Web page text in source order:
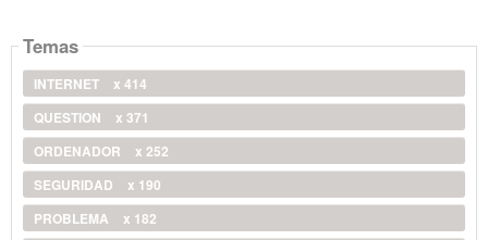
Temas
INTERNET
x 414
QUESTION
x 371
ORDENADOR
x 252
SEGURIDAD
x 190
PROBLEMA
x 182